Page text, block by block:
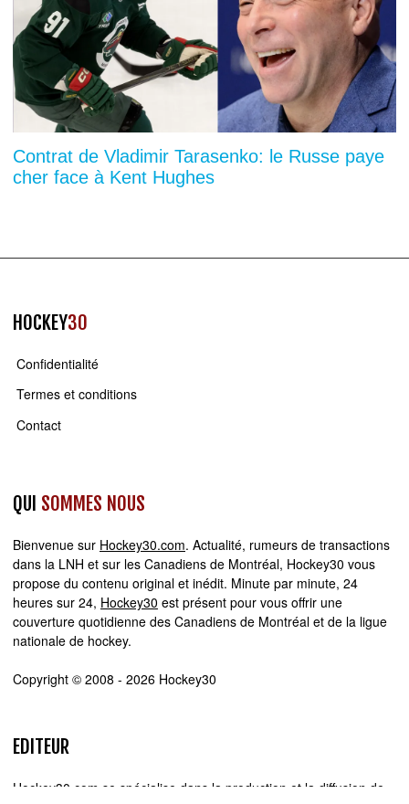
Contrat de Vladimir Tarasenko: le Russe paye
cher face à Kent Hughes
HOCKEY30
Confidentialité
Termes et conditions
Contact
QUI SOMMES NOUS
Bienvenue sur Hockey30.com. Actualité, rumeurs de transactions
dans la LNH et sur les Canadiens de Montréal, Hockey30 vous
propose du contenu original et inédit. Minute par minute, 24
heures sur 24, Hockey30 est présent pour vous offrir une
couverture quotidienne des Canadiens de Montréal et de la ligue
nationale de hockey.
Copyright © 2008 - 2026 Hockey30
EDITEUR
Hockey30.com se spécialise dans la production et la diffusion de